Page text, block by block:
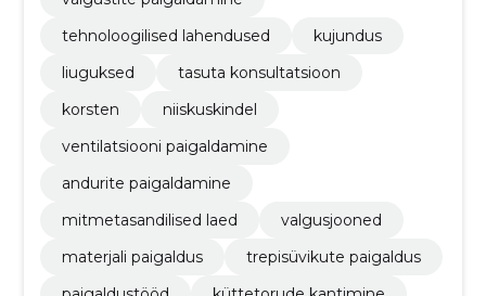
tehnoloogilised lahendused
kujundus
liuguksed
tasuta konsultatsioon
korsten
niiskuskindel
ventilatsiooni paigaldamine
andurite paigaldamine
mitmetasandilised laed
valgusjooned
materjali paigaldus
trepisüvikute paigaldus